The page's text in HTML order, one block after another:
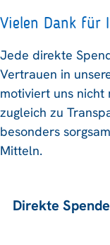
Vielen Dank für
Jede direkte
Vertrauen in
motiviert uns nicht
zugleich zu
besonders
Mitteln.
Direkte